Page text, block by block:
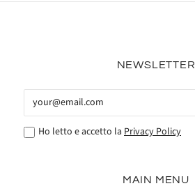
NEWSLETTER
Ho letto e accetto la Privacy Policy
MAIN MENU